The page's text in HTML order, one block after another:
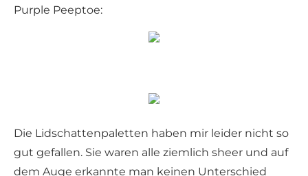
Purple Peeptoe:
Die Lidschattenpaletten haben mir leider nicht so
gut gefallen. Sie waren alle ziemlich sheer und auf
dem Auge erkannte man keinen Unterschied